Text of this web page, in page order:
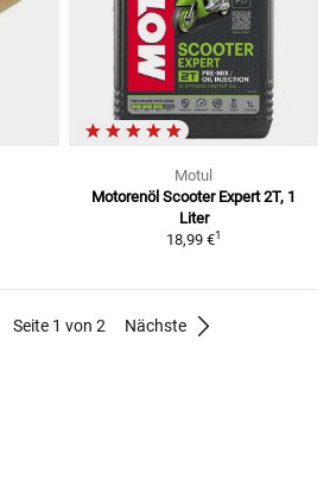
Motul
Motorenöl Scooter Expert 2T, 1
Liter
18,99 €1
Seite 1 von 2 Nächste